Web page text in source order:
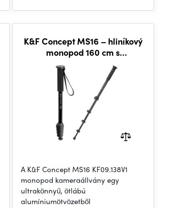
K&F Concept MS16 – hliníkový
monopod 160 cm s
panoramatickou hlavou
A K&F Concept MS16 KF09.138V1
monopod kameraállvány egy
ultrakönnyű, ötlábú
alumíniumötvözetből